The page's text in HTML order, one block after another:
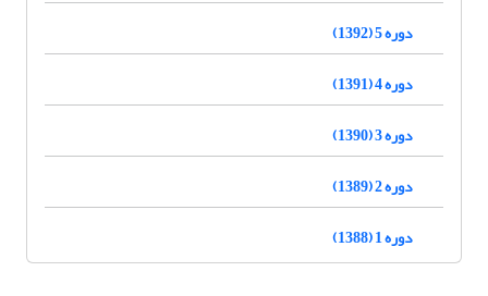
دوره 5 (1392)
دوره 4 (1391)
دوره 3 (1390)
دوره 2 (1389)
دوره 1 (1388)